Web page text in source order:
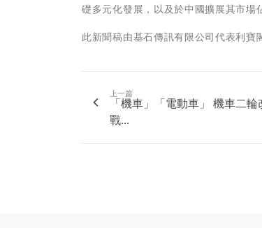
礎多元化發展，以及於中國擴展其市場
此新聞稿由基石傳訊有限公司代表利寶
上一篇
「機車」「電動車」 機車二
戰...